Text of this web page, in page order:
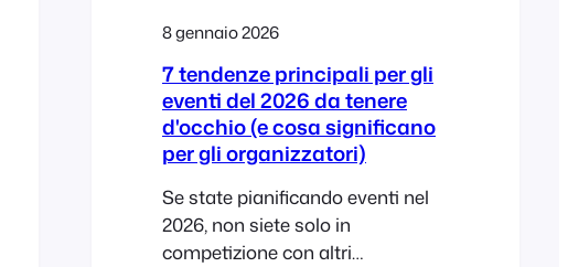
8 gennaio 2026
7 tendenze principali per gli
eventi del 2026 da tenere
d'occhio (e cosa significano
per gli organizzatori)
Se state pianificando eventi nel
2026, non siete solo in
competizione con altri